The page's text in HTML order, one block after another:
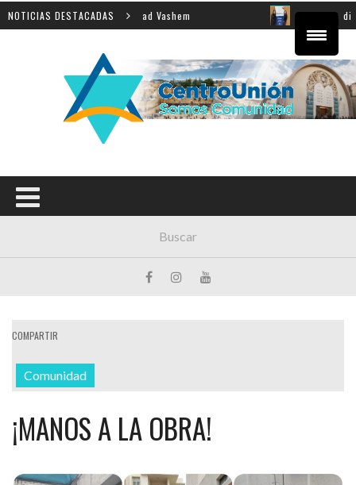
NOTICIAS DESTACADAS
de la Shoá en Yad Vashem El equipo directivo
COMPARTIR
Comunidad
¡MANOS A LA OBRA!